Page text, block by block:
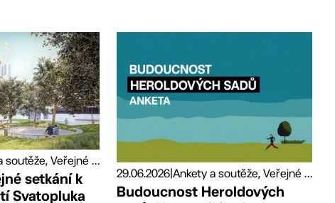
Ankety a soutěže, Veřejné prostory
setkání k
Svatopluka
29.06.2026| Ankety a soutěže, Veřejné prostory
Budoucnost Heroldových